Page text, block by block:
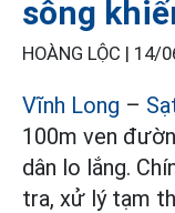
sông
HOÀNG LỘC | 14/
Vĩnh Long –
100m ven
dân lo lắng.
tra, xử lý tạm